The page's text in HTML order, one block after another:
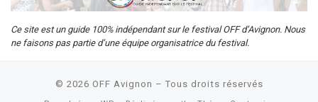
Ce site est un guide 100% indépendant sur le festival OFF d’Avignon. Nous
ne faisons pas partie d’une équipe organisatrice du festival.
© 2026 OFF Avignon – Tous droits réservés